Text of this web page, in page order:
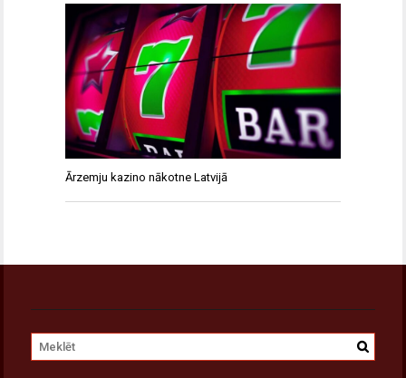
Ārzemju kazino nākotne Latvijā